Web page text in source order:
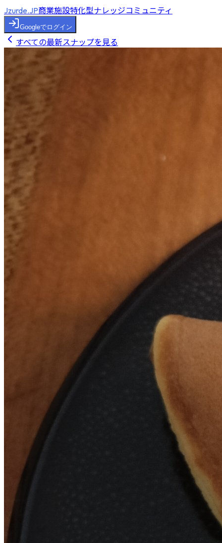
Jzurde.JP商業施設特化型ナレッジコミュニティ
Googleでログイン
すべての最新スナップを見る